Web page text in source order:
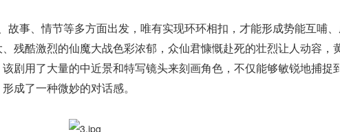
故事、情节等多方面出发，唯有实现环环相扣，才能形成势能互哺
残酷激烈的仙魔大战色彩浓郁，众仙君慷慨赴死的壮烈让人动容，
剧用了大量的中近景和特写镜头来刻画角色，不仅能够敏锐地捕捉
成了一种微妙的对话感。